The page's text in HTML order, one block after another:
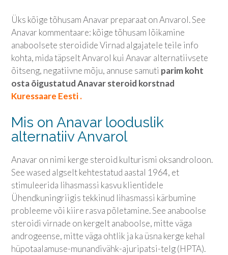
Üks kõige tõhusam Anavar preparaat on Anvarol. See
Anavar kommentaare: kõige tõhusam lõikamine
anaboolsete steroidide Virnad algajatele teile info
kohta, mida täpselt Anvarol kui Anavar alternatiivsete
õitseng, negatiivne mõju, annuse samuti parim koht
osta õigustatud Anavar steroid korstnad
Kuressaare Eesti .
Mis on Anavar looduslik
alternatiiv Anvarol
Anavar on nimi kerge steroid kulturismi oksandroloon.
See wased algselt kehtestatud aastal 1964, et
stimuleerida lihasmassi kasvu klientidele
Ühendkuningriigis tekkinud lihasmassi kärbumine
probleeme või kiire rasva põletamine. See anaboolse
steroidi virnade on kergelt anaboolse, mitte väga
androgeense, mitte väga ohtlik ja ka üsna kerge kehal
hüpotaalamuse-munandivähk-ajuripatsi-telg (HPTA).